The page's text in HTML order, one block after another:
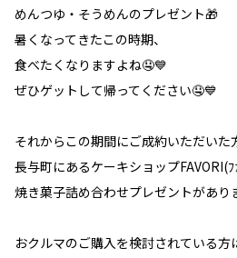
めんつゆ・そうめんのプレゼント🎁
暑くなってきたこの時期、
食べたくなりますよね🤤💙
ぜひゲットして帰ってください🤤💙
それからこの期間にご成約いただいた
長与町にあるケーキショップFAVORI(
焼き菓子詰め合わせプレゼントがあ
おクルマのご購入を検討されている方